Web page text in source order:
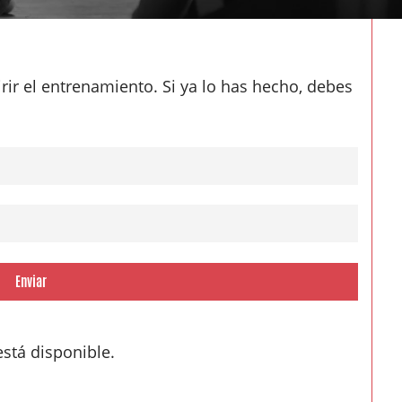
el entrenamiento. Si ya lo has hecho, debes
Enviar
disponible.